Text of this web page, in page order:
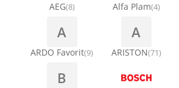
AEG(8) Alfa Plam(4)
A
ARDO Favorit(9)
A
ARISTON(71)
B